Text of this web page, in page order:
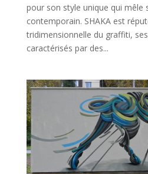
pour son style unique qui mêle
contemporain. SHAKA est
tridimensionnelle du graffiti,
caractérisés par des...